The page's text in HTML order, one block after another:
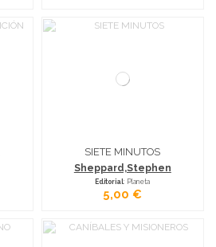
SIETE MINUTOS
Sheppard,Stephen
Editorial: Planeta
5,00 €